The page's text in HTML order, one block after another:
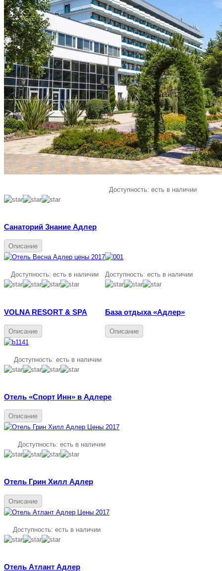
Доступность: есть в наличии
Санаторий Знание Адлер
Описание
Доступность: есть в наличии
VOLNA RESORT & SPA
Описание
Доступность: есть в наличии
База отдыха «Адлер»
Описание
Доступность: есть в наличии
Отель «Спорт Инн» в Адлере
Описание
Доступность: есть в наличии
Отель Грин Хилл Адлер
Описание
Доступность: есть в наличии
Отель Атлант Адлер